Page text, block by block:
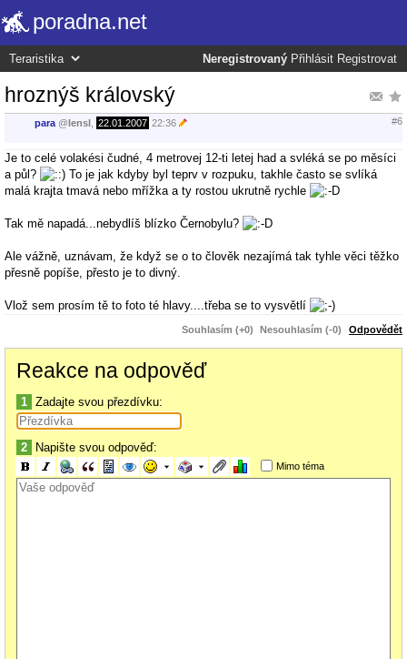
poradna.net
Neregistrovaný Přihlásit Registrovat
hroznýš královský
para @lensl 22.01.2007 22:36 #6
Je to celé volakési čudné, 4 metrovej 12-ti letej had a svléká se po měsíci
a půl?
To je jak kdyby byl teprv v rozpuku, takhle často se svlíká
malá krajta tmavá nebo mřížka a ty rostou ukrutně rychle
Tak mě napadá...nebydlíš blízko Černobylu?
Ale vážně, uznávam, že když se o to člověk nezajímá tak tyhle věci těžko
přesně popíše, přesto je to divný.
Vlož sem prosím tě to foto té hlavy....třeba se to vysvětlí
Souhlasím (+0) Nesouhlasím (-0) Odpovědět
Reakce na odpověď
1 Zadajte svou přezdívku:
2 Napište svou odpověď:
Mimo téma